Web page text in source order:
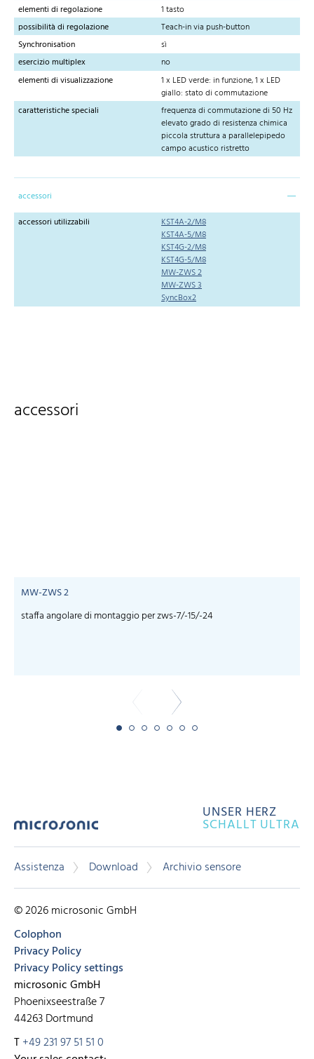
elementi di regolazione
1 tasto
possibilità di regolazione
Teach-in via push-button
Synchronisation
sì
esercizio multiplex
no
elementi di visualizzazione
1 x LED verde: in funzione, 1 x LED
giallo: stato di commutazione
caratteristiche speciali
frequenza di commutazione di 50 Hz
elevato grado di resistenza chimica
piccola struttura a parallelepipedo
campo acustico ristretto
accessori
accessori utilizzabili
KST4A-2/M8
KST4A-5/M8
KST4G-2/M8
KST4G-5/M8
MW-ZWS 2
MW-ZWS 3
SyncBox2
accessori
MW-ZWS 2
staffa angolare di montaggio per zws-7/-15/-24
UNSER HERZ
SCHALLT ULTRA
Assistenza Download Archivio sensore
© 2026 microsonic GmbH
Colophon
Privacy Policy
Privacy Policy settings
microsonic GmbH
Phoenixseestraße 7
44263 Dortmund
T+49 231 97 51 51 0